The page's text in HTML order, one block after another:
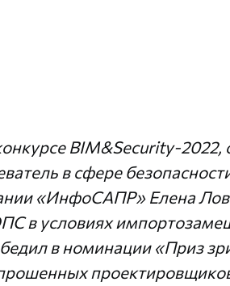
BIM&Security-2022,
в сфере
«ИнфоСАПР» Елена
в условиях
в номинации «Приз